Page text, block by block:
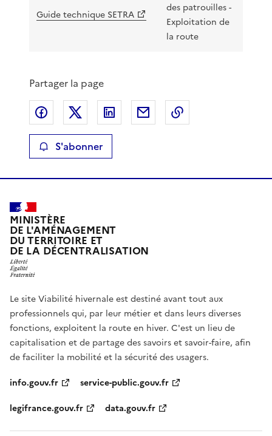
Guide technique SETRA
des patrouilles -
Exploitation de
la route
Partager la page
Partager sur Facebook
Partager sur XPartager sur LinkedIn
Partager par email
S'abonner
MINISTÈRE
DE L'AMÉNAGEMENT
DU TERRITOIRE ET
DE LA DÉCENTRALISATION
Le site Viabilité hivernale est destiné avant tout aux
professionnels qui, par leur métier et dans leurs diverses
fonctions, exploitent la route en hiver. C'est un lieu de
capitalisation et de partage des savoirs et savoir-faire, afin
de faciliter la mobilité et la sécurité des usagers.
info.gouv.fr
service-public.gouv.fr
legifrance.gouv.fr
data.gouv.fr